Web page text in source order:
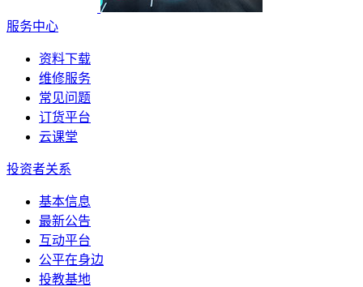
服务中心
资料下载
维修服务
常见问题
订货平台
云课堂
投资者关系
基本信息
最新公告
互动平台
公平在身边
投教基地